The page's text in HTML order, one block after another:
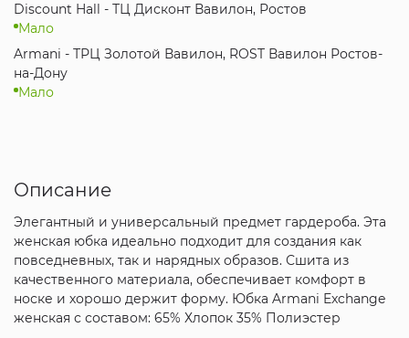
Discount Hall - ТЦ Дисконт Вавилон, Ростов
Мало
Armani - ТРЦ Золотой Вавилон, ROST Вавилон Ростов-
на-Дону
Мало
Описание
Элегантный и универсальный предмет гардероба. Эта
женская юбка идеально подходит для создания как
повседневных, так и нарядных образов. Сшита из
качественного материала, обеспечивает комфорт в
носке и хорошо держит форму. Юбка Armani Exchange
женская с составом: 65% Хлопок 35% Полиэстер